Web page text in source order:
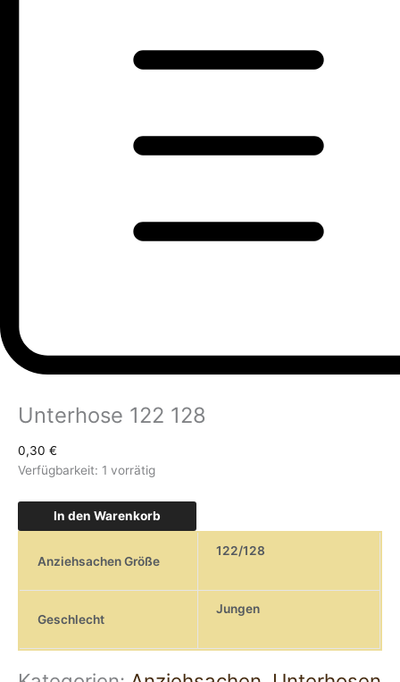
Unterhose 122 128
0,30 €
Verfügbarkeit: 1 vorrätig
In den Warenkorb
Anziehsachen Größe
122/128
Geschlecht
Jungen